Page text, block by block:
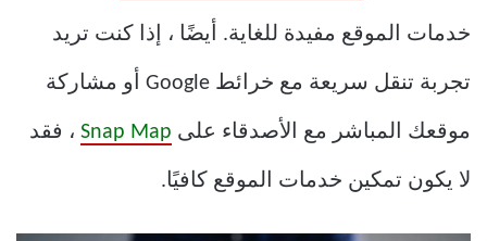
خدمات الموقع مفيدة للغاية. أيضًا ، إذا كنت تريد
تجربة تنقل سريعة مع خرائط Google أو مشاركة
موقعك المباشر مع الأصدقاء على Snap Map ، فقد
لا يكون تمكين خدمات الموقع كافيًا.